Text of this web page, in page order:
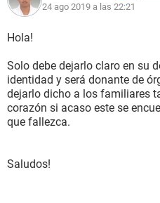
24 ago 2019 a las 22:21
Hola!
Solo debe dejarlo claro en su
identidad y será donante de
dejarlo dicho a los familiares
corazón si acaso este se
que fallezca.
Saludos!